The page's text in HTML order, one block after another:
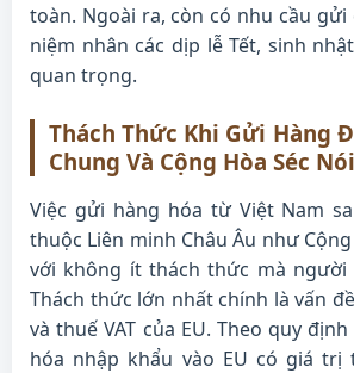
toàn. Ngoài ra, còn có nhu cầu
niệm nhân các dịp lễ Tết, sinh
quan trọng.
Thách Thức Khi Gửi Hàng
Chung Và Cộng Hòa Séc
Việc gửi hàng hóa từ Việt Nam
thuộc Liên minh Châu Âu như
với không ít thách thức mà người
Thách thức lớn nhất chính là vấn
và thuế VAT của EU. Theo quy
hóa nhập khẩu vào EU có giá trị